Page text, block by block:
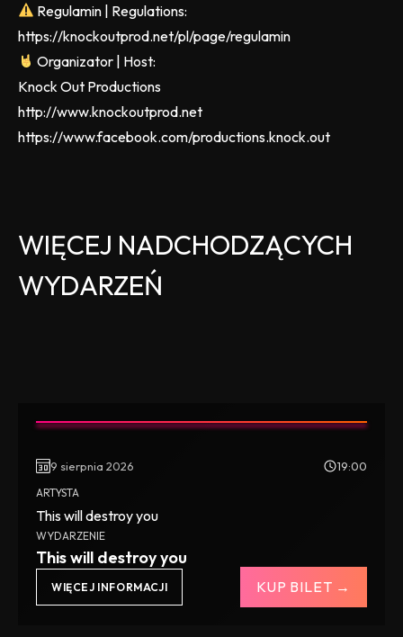
Regulamin | Regulations:
https://knockoutprod.net/pl/page/regulamin
Organizator | Host:
Knock Out Productions
http://www.knockoutprod.net
https://www.facebook.com/productions.knock.out
WIĘCEJ NADCHODZĄCYCH
WYDARZEŃ
9 sierpnia 2026 19:00
ARTYSTA
This will destroy you
WYDARZENIE
This will destroy you
WIĘCEJ INFORMACJI KUP BILET →